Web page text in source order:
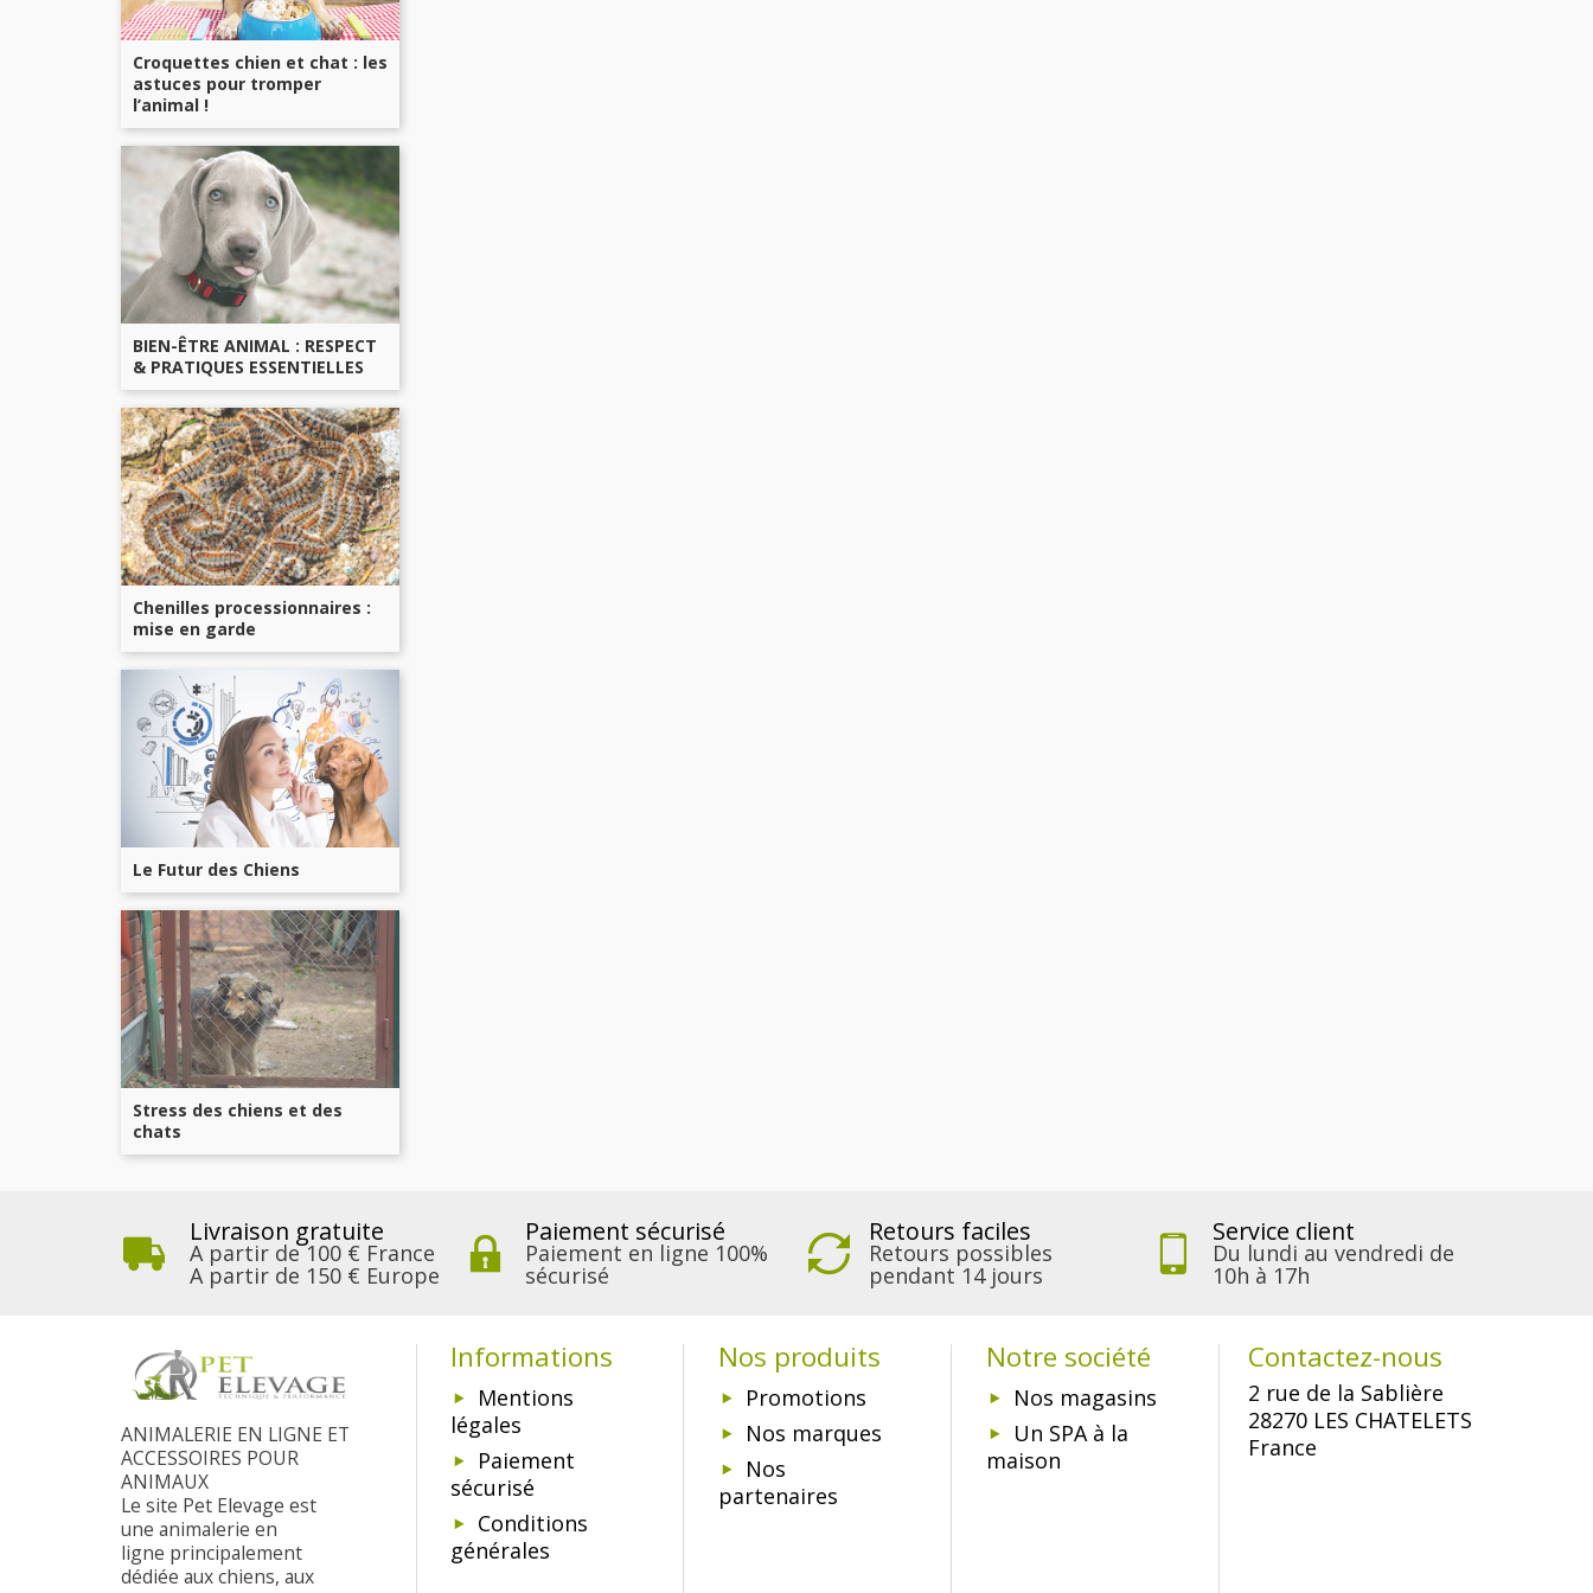
Croquettes chien et chat : les
astuces pour tromper
l’animal !
BIEN-ÊTRE ANIMAL : RESPECT
& PRATIQUES ESSENTIELLES
Chenilles processionnaires :
mise en garde
Le Futur des Chiens
Stress des chiens et des
chats
Livraison gratuite
A partir de 100 € France
A partir de 150 € Europe
Paiement sécurisé
Paiement en ligne 100%
sécurisé
Retours faciles
Retours possibles
pendant 14 jours
Service client
Du lundi au vendredi de
10h à 17h
ANIMALERIE EN LIGNE ET
ACCESSOIRES POUR
ANIMAUX
Le site Pet Elevage est
une animalerie en
ligne principalement
dédiée aux chiens, aux
Informations
Mentions
légales
Paiement
sécurisé
Conditions
générales
Nos produits
Promotions
Nos marques
Nos
partenaires
Notre société
Nos magasins
Un SPA à la
maison
Contactez-nous
2 rue de la Sablière
28270 LES CHATELETS
France